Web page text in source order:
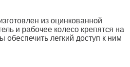
из оцинкованной
и рабочее колесо крепятся на
обеспечить легкий доступ к ним